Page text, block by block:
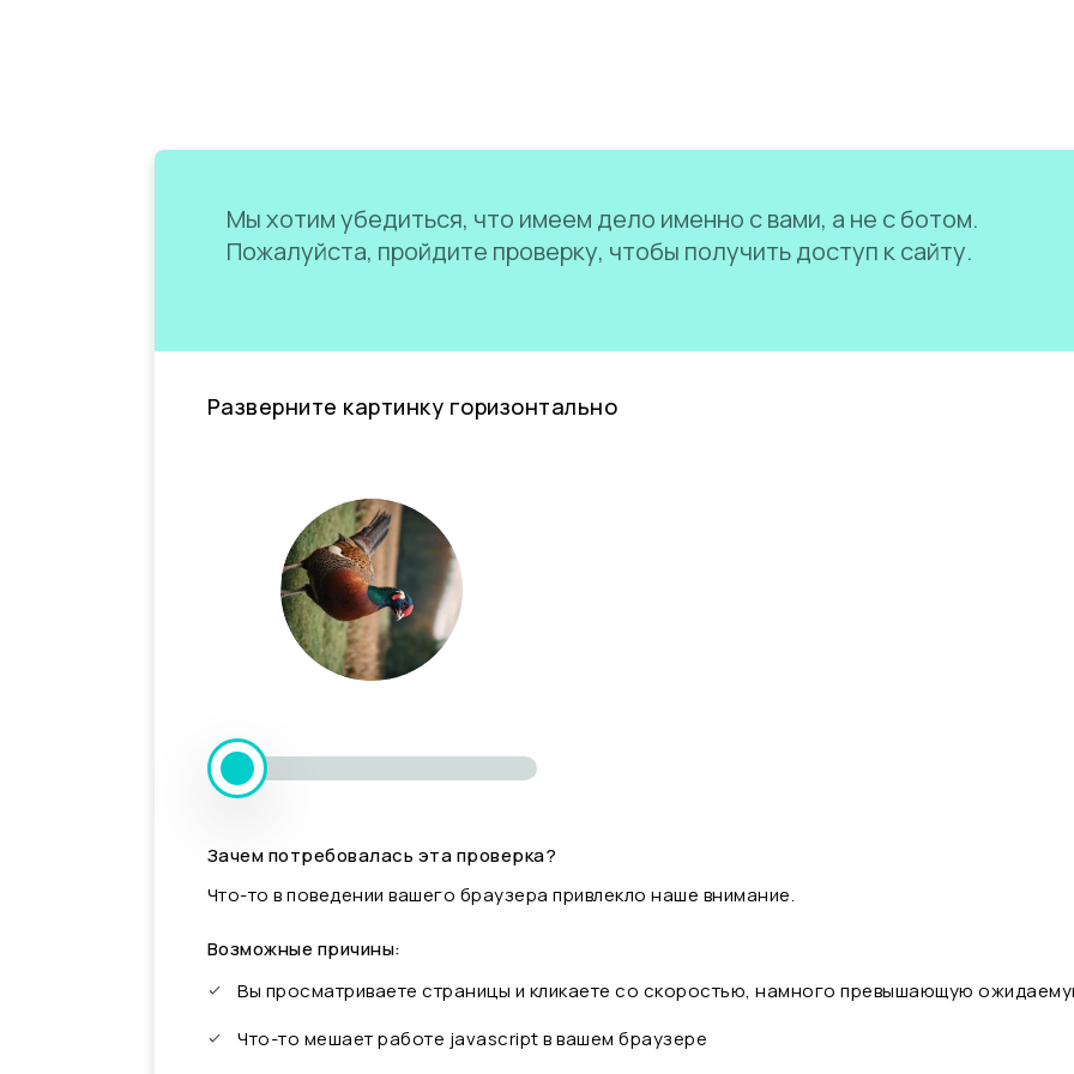
Мы хотим убедиться, что имеем дело именно с вами, а не с ботом.
Пожалуйста, пройдите проверку, чтобы получить доступ к сайту.
Разверните картинку горизонтально
Зачем потребовалась эта проверка?
Что-то в поведении вашего браузера привлекло наше внимание.
Возможные причины:
Вы просматриваете страницы и кликаете со скоростью, намного превышающую
Что-то мешает работе javascript в вашем браузере